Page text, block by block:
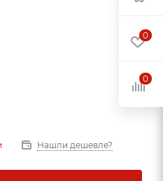
Нашли дешевле?
0
0